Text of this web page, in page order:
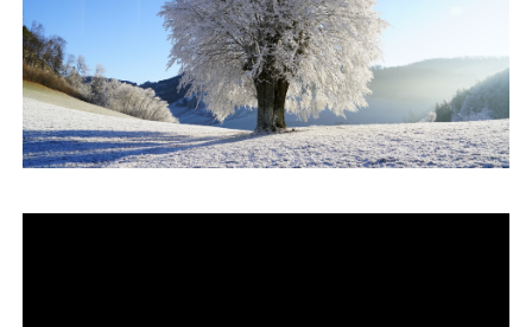
関連書籍
メールマガジン登録
よくある質問